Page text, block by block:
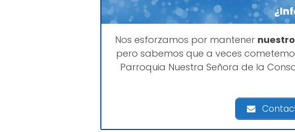
Nos esforzamos por mantener
pero sabemos que a veces
Parroquia Nuestra Señora de la